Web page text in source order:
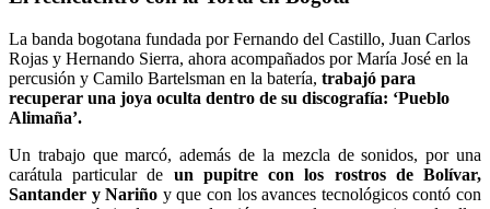
La banda bogotana fundada por Fernando del Castillo, Juan Carlos
Rojas y Hernando Sierra, ahora acompañados por María José en la
percusión y Camilo Bartelsman en la batería, trabajó para
recuperar una joya oculta dentro de su discografía: ‘Pueblo
Alimaña’.
Un trabajo que marcó, además de la mezcla de sonidos, por una
carátula particular de un pupitre con los rostros de Bolívar,
Santander y Nariño y que con los avances tecnológicos contó con